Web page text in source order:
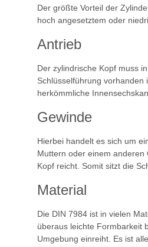
Der größte Vorteil der
hoch angesetztem oder
Antrieb
Der zylindrische Kopf muss
Schlüsselführung
herkömmliche
Gewinde
Hierbei handelt es sich um
Muttern oder einem anderen
Kopf reicht. Somit sitzt die
Material
Die DIN 7984 ist in vielen
überaus leichte Formbarkeit
Umgebung einreiht. Es ist